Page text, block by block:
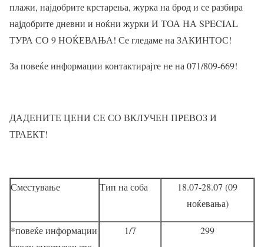
плажи, најдобрите крстарења, журка на брод и се разбира
најдобрите дневни и ноќни журки И ТОА НА SPECIAL
ТУРА СО 9 НОЌЕВАЊА! Се гледаме на ЗАКИНТОС!
За повеќе информации контактирајте не на 071/809-669!
ДАДЕНИТЕ ЦЕНИ СЕ СО ВКЛУЧЕН ПРЕВОЗ И
ТРАЕКТ!
Сместување Тип на соба
18.07-28.07 (09
ноќевања)
*повеќе информации
1/7 299